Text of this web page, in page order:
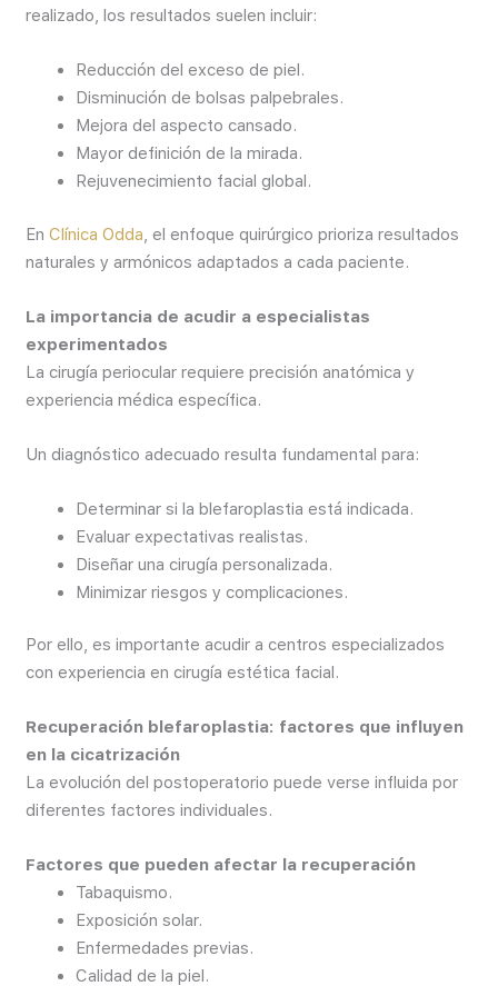
realizado, los resultados suelen incluir:
Reducción del exceso de piel.
Disminución de bolsas palpebrales.
Mejora del aspecto cansado.
Mayor definición de la mirada.
Rejuvenecimiento facial global.
EnClínica Odda, el enfoque quirúrgico prioriza resultados
naturales y armónicos adaptados a cada paciente.
La importancia de acudir a especialistas
experimentados
La cirugía periocular requiere precisión anatómica y
experiencia médica específica.
Un diagnóstico adecuado resulta fundamental para:
Determinar si la blefaroplastia está indicada.
Evaluar expectativas realistas.
Diseñar una cirugía personalizada.
Minimizar riesgos y complicaciones.
Por ello, es importante acudir a centros especializados
con experiencia en cirugía estética facial.
Recuperación blefaroplastia: factores que influyen
en la cicatrización
La evolución del postoperatorio puede verse influida por
diferentes factores individuales.
Factores que pueden afectar la recuperación
Tabaquismo.
Exposición solar.
Enfermedades previas.
Calidad de la piel.